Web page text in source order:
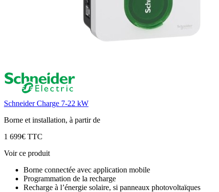
Schneider Charge 7-22 kW
Borne et installation, à partir de
1 699€ TTC
Voir ce produit
Borne connectée avec application mobile
Programmation de la recharge
Recharge à l’énergie solaire, si panneaux photovoltaïques